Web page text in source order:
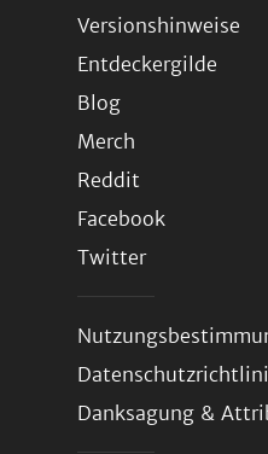
Versionshinweise
Entdeckergilde
Blog
Merch
Reddit
Facebook
Twitter
Danksagung &